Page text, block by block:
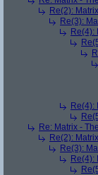
Re(2):
Re(3):
Re(4):
Re(4):
Re: Matrix -
Re(2):
Re(3):
Re(4):